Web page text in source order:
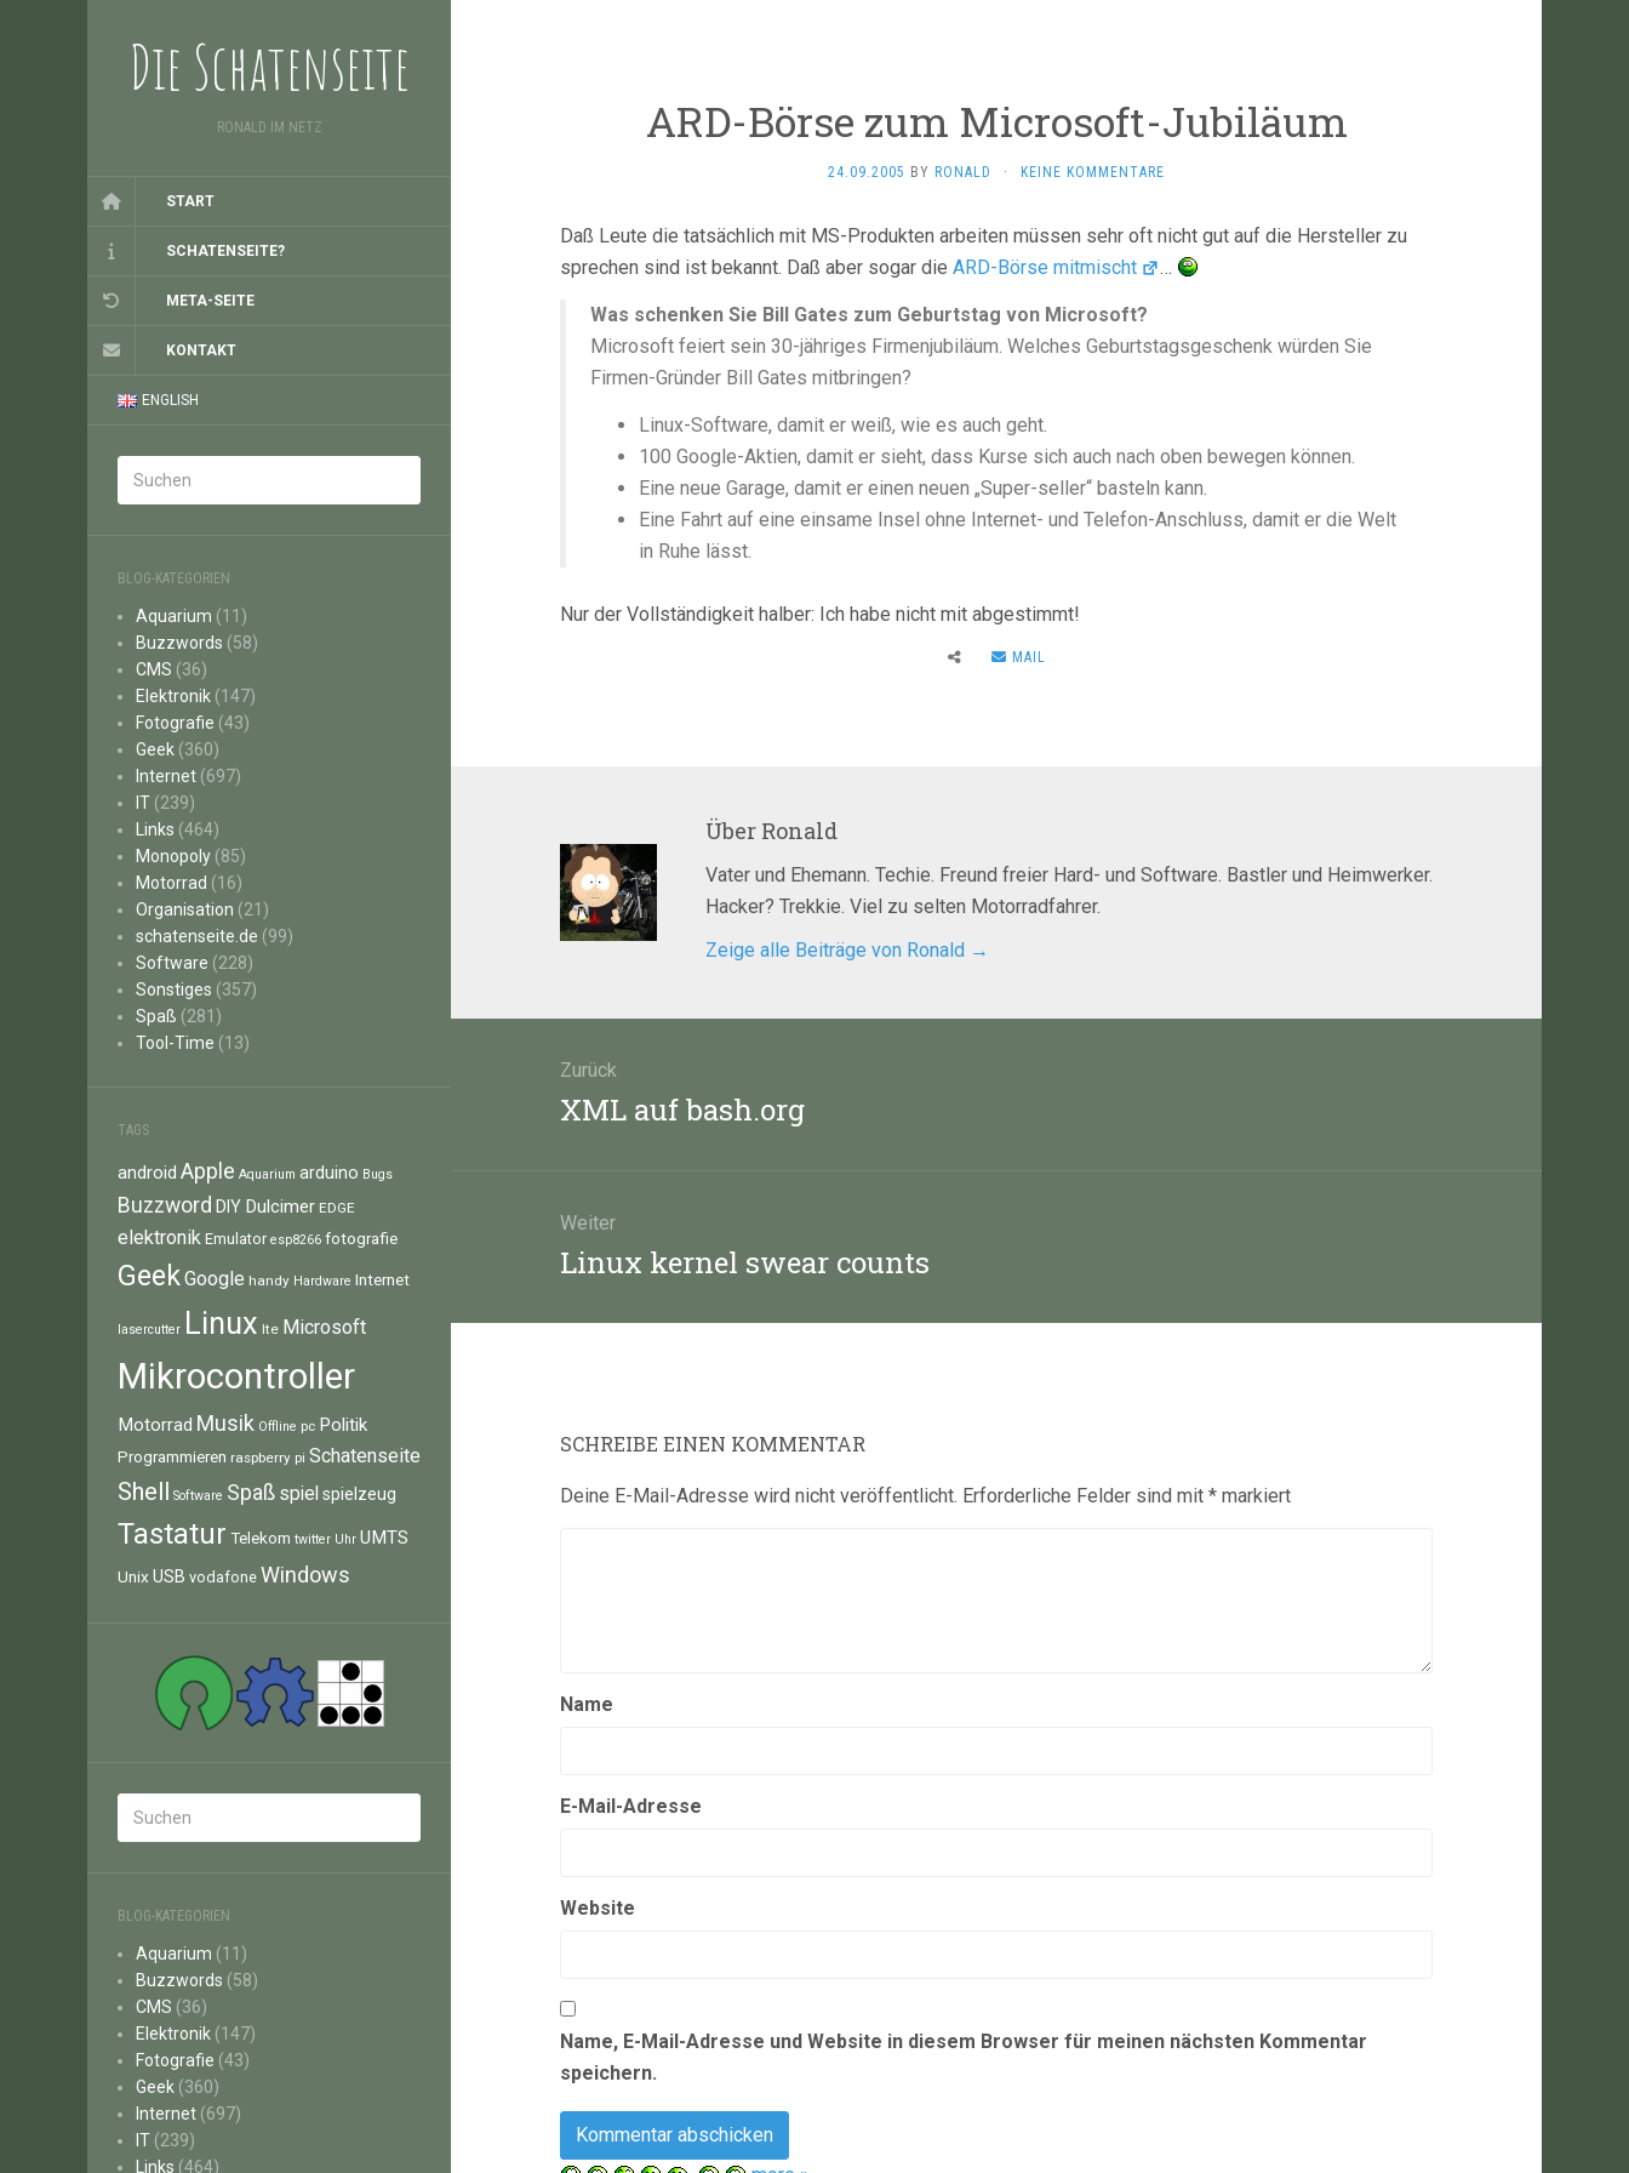
Die Schatenseite
RONALD IM NETZ
START
SCHATENSEITE?
META-SEITE
KONTAKT
ENGLISH
BLOG-KATEGORIEN
Aquarium (11)
Buzzwords (58)
CMS (36)
Elektronik (147)
Fotografie (43)
Geek (360)
Internet (697)
IT (239)
Links (464)
Monopoly (85)
Motorrad (16)
Organisation (21)
schatenseite.de (99)
Software (228)
Sonstiges (357)
Spaß (281)
Tool-Time (13)
TAGS
android Apple Aquarium arduino Bugs
Buzzword DIY Dulcimer EDGE
elektronik Emulator esp8266 fotografie
GeekGoogle handy Hardware Internet
lasercutter Linux lte Microsoft
Mikrocontroller
Motorrad Musik Offline pc Politik
Programmieren raspberry pi Schatenseite
Shell Software Spaß spiel spielzeug
Tastatur Telekom twitter Uhr UMTS
Unix USB vodafone Windows
BLOG-KATEGORIEN
Aquarium (11)
Buzzwords (58)
CMS (36)
Elektronik (147)
Fotografie (43)
Geek (360)
Internet (697)
IT (239)
Links (464)
ARD-Börse zum Microsoft-Jubiläum
24.09.2005 BY RONALD · KEINE KOMMENTARE
Daß Leute die tatsächlich mit MS-Produkten arbeiten müssen sehr oft nicht gut auf die Hersteller zu
sprechen sind ist bekannt. Daß aber sogar die ARD-Börse mitmischt …
Was schenken Sie Bill Gates zum Geburtstag von Microsoft?
Microsoft feiert sein 30-jähriges Firmenjubiläum. Welches Geburtstagsgeschenk würden Sie
Firmen-Gründer Bill Gates mitbringen?
Linux-Software, damit er weiß, wie es auch geht.
100 Google-Aktien, damit er sieht, dass Kurse sich auch nach oben bewegen können.
Eine neue Garage, damit er einen neuen „Super-seller“ basteln kann.
Eine Fahrt auf eine einsame Insel ohne Internet- und Telefon-Anschluss, damit er die Welt
in Ruhe lässt.
Nur der Vollständigkeit halber: Ich habe nicht mit abgestimmt!
MAIL
Über Ronald
Vater und Ehemann. Techie. Freund freier Hard- und Software. Bastler und Heimwerker.
Hacker? Trekkie. Viel zu selten Motorradfahrer.
Zeige alle Beiträge von Ronald →
Zurück
Vorheriger
XML auf bash.org
Weiter
Nächster
Linux kernel swear counts
SCHREIBE EINEN KOMMENTAR
Deine E-Mail-Adresse wird nicht veröffentlicht. Erforderliche Felder sind mit * markiert
Name
E-Mail-Adresse
Website
Name, E-Mail-Adresse und Website in diesem Browser für meinen nächsten Kommentar
speichern.